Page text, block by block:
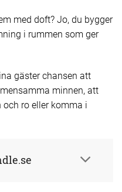
med doft? Jo, du bygger
i rummen som ger
gäster chansen att
minnen, att
ro eller komma i